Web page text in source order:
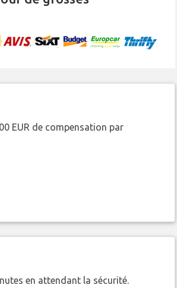
EUR de compensation par
en attendant la sécurité.